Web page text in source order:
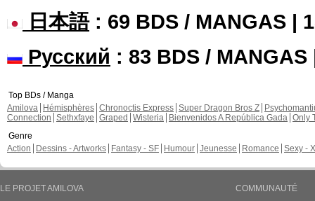
日本語: 69 BDS / MANGAS |
Русский : 83 BDS / MANGAS
Top BDs / Manga
Amilova
Hémisphères Chronoctis Express Super Dragon Bros Z
Connection Sethxfaye Graped Wisteria Bienvenidos A República Gada Only
Genre
Action
Dessins - Artworks Fantasy - SF Humour Jeunesse Romance Sexy -
LE PROJET AMILOVA
COMMUNAUTÉ